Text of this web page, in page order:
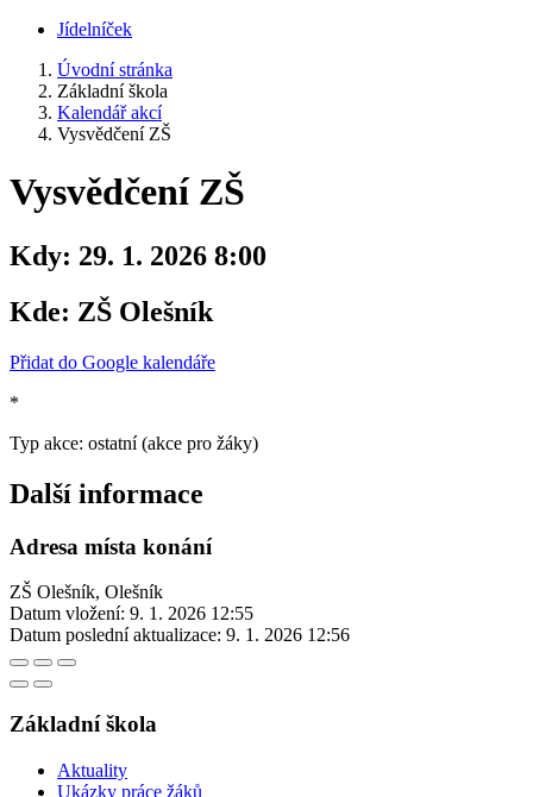
Jídelníček
Úvodní stránka
Základní škola
Kalendář akcí
Vysvědčení ZŠ
Vysvědčení ZŠ
Kdy: 29. 1. 2026 8:00
Kde: ZŠ Olešník
Přidat do Google kalendáře
*
Typ akce: ostatní (akce pro žáky)
Další informace
Adresa místa konání
ZŠ Olešník, Olešník
Datum vložení: 9. 1. 2026 12:55
Datum poslední aktualizace: 9. 1. 2026 12:56
Základní škola
Aktuality
Ukázky práce žáků